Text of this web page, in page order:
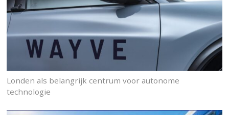
Londen als belangrijk centrum voor autonome
technologie